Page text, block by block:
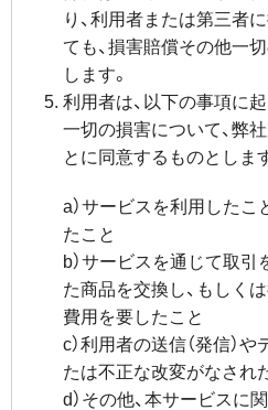
り、利用者または第三者
ても、損害賠償その他一
します。
利用者は、以下の事項に
一切の損害について、弊
とに同意するものとします
a）サービスを利用したこ
たこと
b）サービスを通じて取引
た商品を交換し、もしく
費用を要したこと
c）利用者の送信（発信）
たは不正な改変がなされ
d）その他、本サービスに